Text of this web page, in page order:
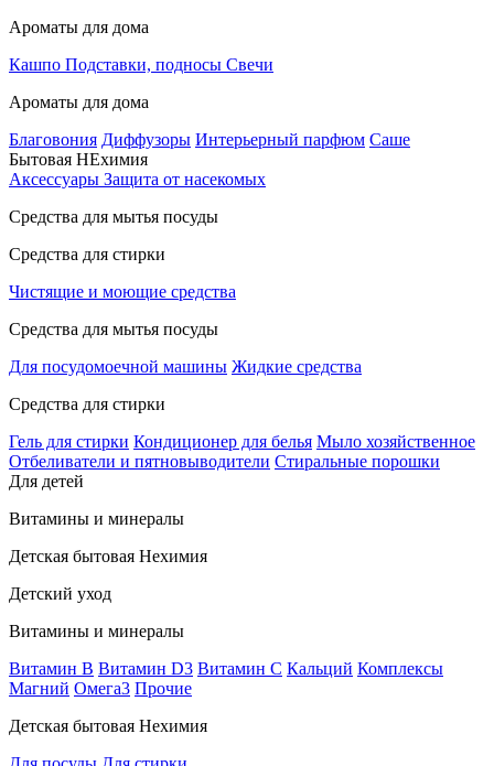
Ароматы для дома
Кашпо Подставки, подносы Свечи
Ароматы для дома
Благовония Диффузоры Интерьерный парфюм Саше
Бытовая НЕхимия
Аксессуары Защита от насекомых
Средства для мытья посуды
Средства для стирки
Чистящие и моющие средства
Средства для мытья посуды
Для посудомоечной машины Жидкие средства
Средства для стирки
Гель для стирки Кондиционер для белья Мыло хозяйственное
Отбеливатели и пятновыводители Стиральные порошки
Для детей
Витамины и минералы
Детская бытовая Нехимия
Детский уход
Витамины и минералы
Витамин В Витамин D3 Витамин С Кальций Комплексы
Магний Омега3 Прочие
Детская бытовая Нехимия